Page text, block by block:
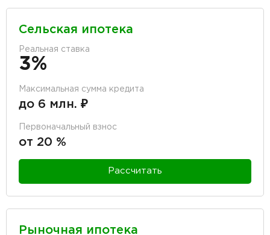
Сельская ипотека
Реальная ставка
3%
Максимальная сумма кредита
до 6 млн. ₽
Первоначальный взнос
от 20 %
Рассчитать
Рыночная ипотека